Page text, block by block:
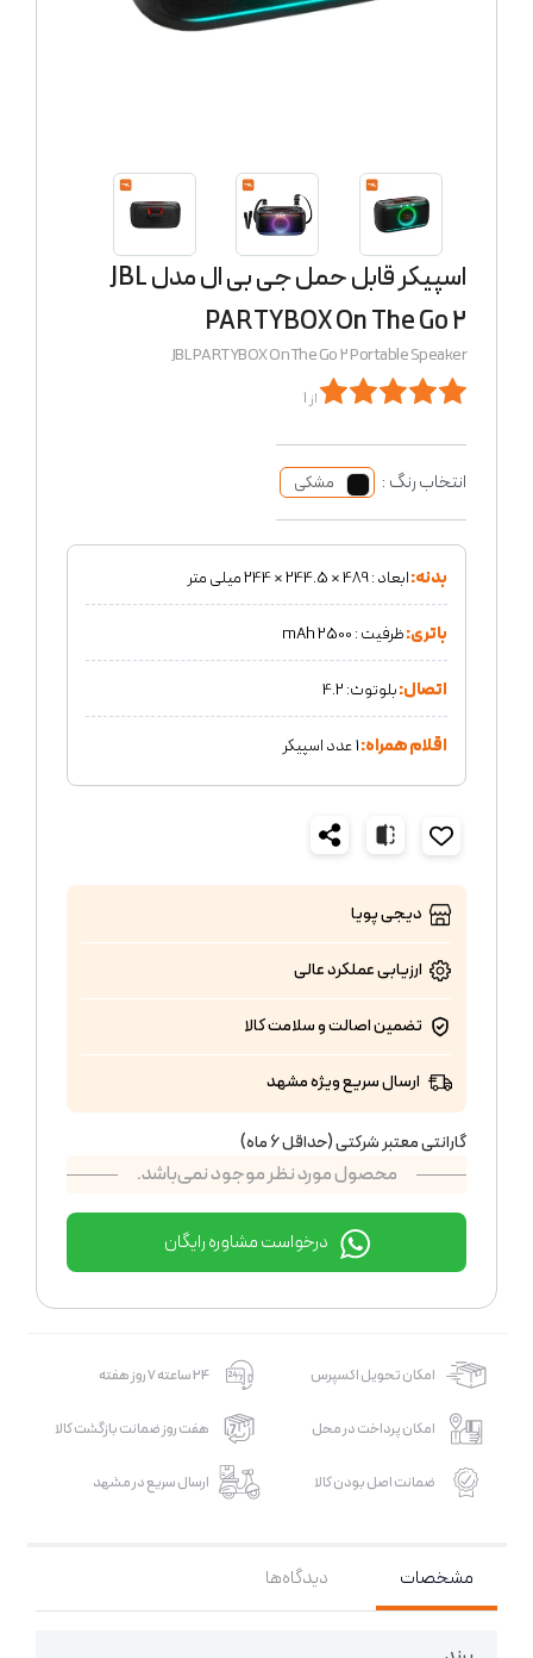
اسپیکر قابل حمل جی بی ال مدل JBL
PARTYBOX On The Go 2
JBL PARTYBOX On The Go 2 Portable Speaker
از 1
انتخاب رنگ : مشکی
بدنه:ابعاد : 489 × 244.5 × 244 میلی متر
باتری:ظرفیت : 2500 mAh
اتصال:بلوتوث: 4.2
اقلام همراه:1 عدد اسپیکر
دیجی پویا
ارزیابی عملکردعالی
تضمین اصالت و سلامت کالا
ارسال سریع ویژه مشهد
گارانتی معتبر شرکتی (حداقل 6 ماه)
محصول مورد نظر موجود نمی‌باشد.
درخواست مشاوره رایگان
امکان تحویل اکسپرس 24 ساعته 7 روز هفته
امکان پرداخت در محل هفت روز ضمانت بازگشت کالا
ضمانت اصل بودن کالا ارسال سریع در مشهد
مشخصات دیدگاه‌ها